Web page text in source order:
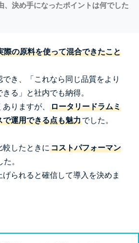
、決め手になったポイントは何でした
際の原料を使って混合できたこと
き、「これなら同じ品質をより
る」と社内でも納得。
りますが、
ロータリードラムミ
運用できる点も魅力でした。
較したときに コストパフォーマン
。
られると確信して導入を決めま